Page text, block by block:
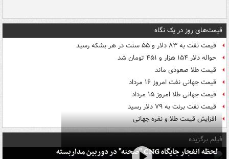
قیمت‌های روز در یک نگاه
قیمت نفت به ۸۳ دلار و ۵۵ سنت در هر بشکه رسید
حواله دلار ۱۵۴ هزار و ۴۵۱ تومان شد
قیمت طلا صعودی ماند
قیمت جهانی نفت امروز ۱۶ مرداد
قیمت جهانی طلا امروز ۱۵ مرداد
قیمت نفت برنت به ۷۹ دلار رسید
افزایش قیمت طلا و نقره جهانی
فیلم برگزیده
لحظه انفجار جایگاه CNG "صحنه" در دوربین مداربسته